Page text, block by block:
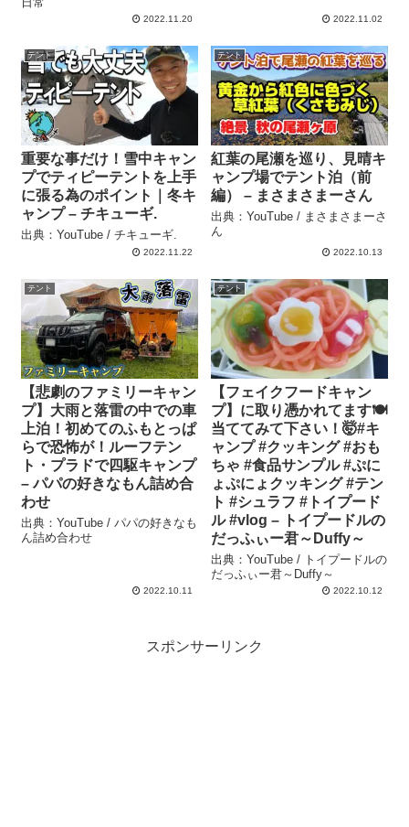
2022.11.20 2022.11.02
テント
重要な事だけ！雪中キャン
プでティピーテントを上手
に張る為のポイント｜冬キ
ャンプ – チキューギ.
出典：YouTube / チキューギ.
2022.11.22
テント
紅葉の尾瀬を巡り、見晴キ
ャンプ場でテント泊（前
編） – まさまさまーさん
出典：YouTube / まさまさまーさ
ん
2022.10.13
テント
【悲劇のファミリーキャン
プ】大雨と落雷の中での車
上泊！初めてのふもとっぱ
らで恐怖が！ルーフテン
ト・プラドで四駆キャンプ
– パパの好きなもん詰め合
わせ
出典：YouTube / パパの好きなも
ん詰め合わせ
2022.10.11
テント
【フェイクフードキャン
プ】に取り憑かれてます🍽️
当ててみて下さい！🤯#キ
ャンプ #クッキング #おも
ちゃ #食品サンプル #ぷに
ょぷにょクッキング #テン
ト #シュラフ #トイプード
ル #vlog – トイプードルの
だっふぃー君～Duffy～
出典：YouTube / トイプードルの
だっふぃー君～Duffy～
2022.10.12
スポンサーリンク